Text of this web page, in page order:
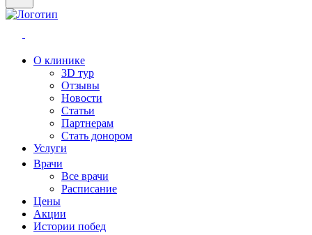
О клинике
3D тур
Отзывы
Новости
Статьи
Партнерам
Стать донором
Услуги
Врачи
Все врачи
Расписание
Цены
Акции
Истории побед